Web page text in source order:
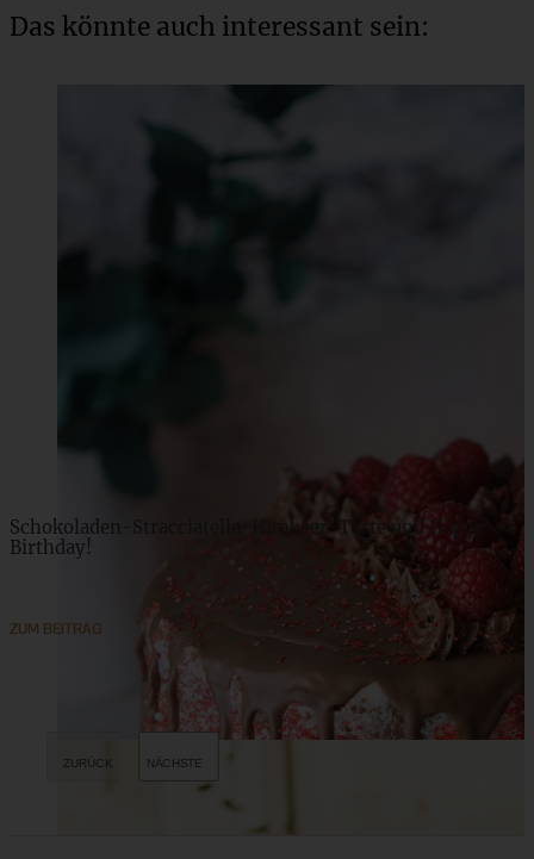
Das könnte auch interessant sein:
Schokoladen-Stracciatella-Himbeer-Torte und Happy
Birthday!
ZUM BEITRAG